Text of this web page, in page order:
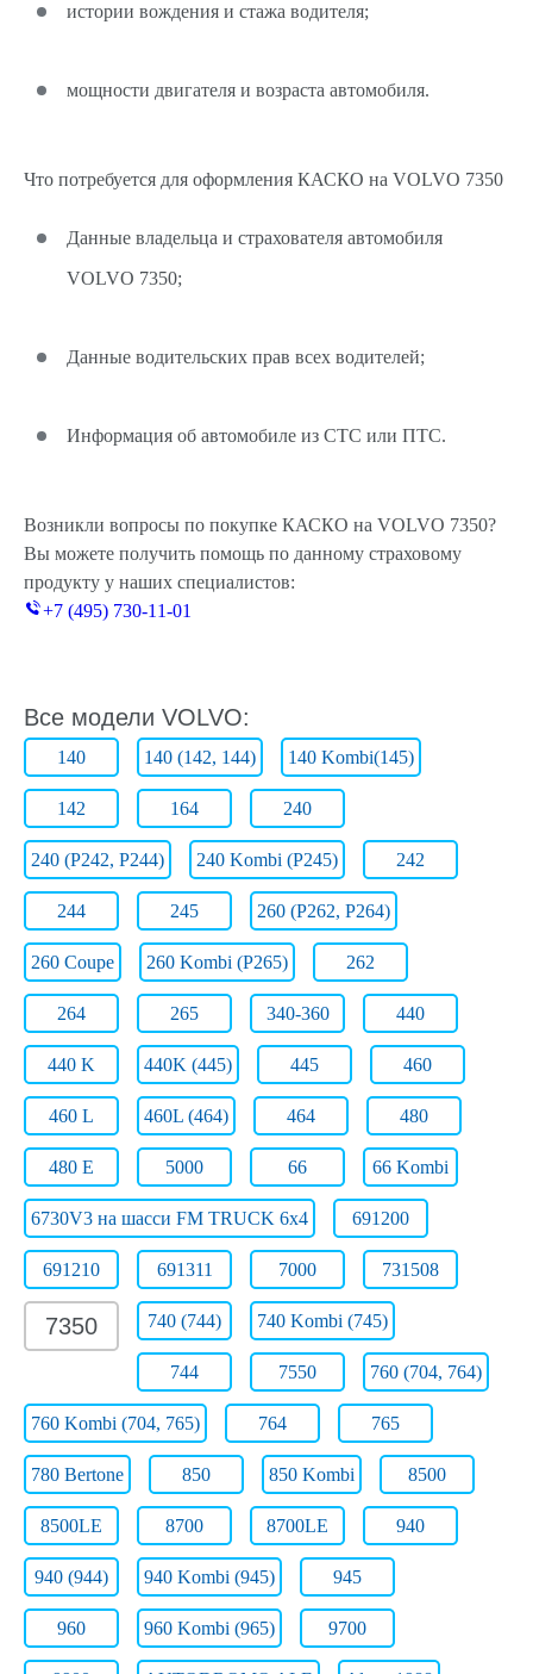
истории вождения и стажа водителя;
мощности двигателя и возраста автомобиля.
Что потребуется для оформления КАСКО на VOLVO 7350
Данные владельца и страхователя автомобиля
VOLVO 7350;
Данные водительских прав всех водителей;
Информация об автомобиле из СТС или ПТС.
Возникли вопросы по покупке КАСКО на VOLVO 7350?
Вы можете получить помощь по данному страховому
продукту у наших специалистов:
+7 (495) 730-11-01
Все модели VOLVO:
140 140 (142, 144) 140 Kombi(145)
142 164 240
240 (P242, P244) 240 Kombi (P245) 242
244 245 260 (P262, P264)
260 Coupe 260 Kombi (P265) 262
264 265 340-360 440
440 K 440K (445) 445 460
460 L 460L (464) 464 480
480 E 5000 66 66 Kombi
6730V3 на шасси FM TRUCK 6x4 691200
691210 691311 7000 731508
7350 740 (744) 740 Kombi (745)
744 7550 760 (704, 764)
760 Kombi (704, 765) 764 765
780 Bertone 850 850 Kombi 8500
8500LE 8700 8700LE 940
940 (944) 940 Kombi (945) 945
960 960 Kombi (965) 9700